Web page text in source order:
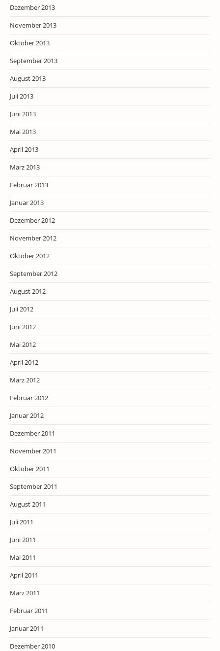
Dezember 2013
November 2013
Oktober 2013
September 2013
August 2013
Juli 2013
Juni 2013
Mai 2013
April 2013
März 2013
Februar 2013
Januar 2013
Dezember 2012
November 2012
Oktober 2012
September 2012
August 2012
Juli 2012
Juni 2012
Mai 2012
April 2012
März 2012
Februar 2012
Januar 2012
Dezember 2011
November 2011
Oktober 2011
September 2011
August 2011
Juli 2011
Juni 2011
Mai 2011
April 2011
März 2011
Februar 2011
Januar 2011
Dezember 2010